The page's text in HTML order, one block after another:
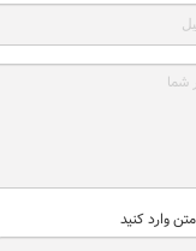
وارد کنید